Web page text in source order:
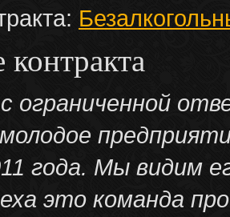
ограниченной
года. Мы видим
это команда